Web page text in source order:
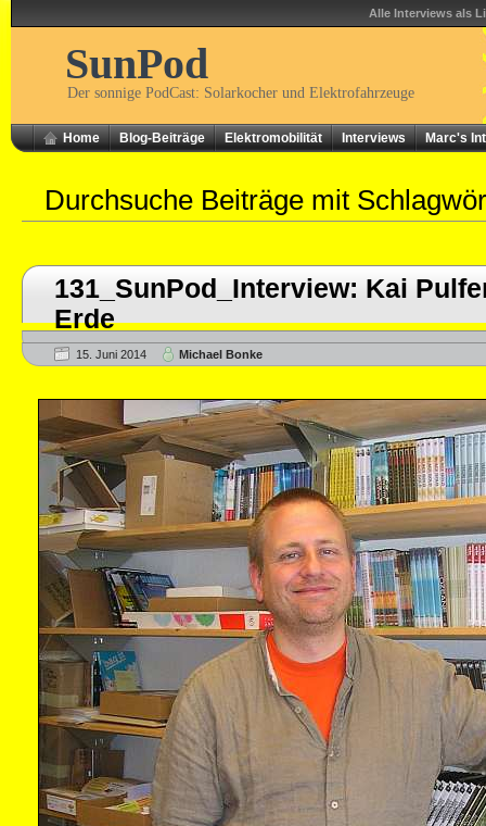
Alle Interviews als
SunPod
Der sonnige PodCast: Solarkocher und Elektrofahrzeuge
Home Blog-Beiträge Elektromobilität Interviews Marc's
Durchsuche Beiträge mit
131_SunPod_Interview: Kai
Erde
15. Juni 2014 Michael Bonke